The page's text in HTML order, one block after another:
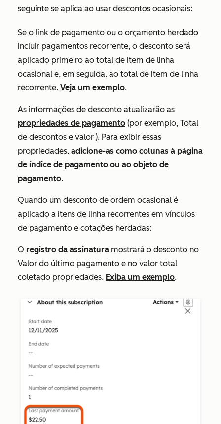
seguinte se aplica ao usar descontos ocasionais:
Se o link de pagamento ou o orçamento herdado
incluir pagamentos recorrente, o desconto será
aplicado primeiro ao total de item de linha
ocasional e, em seguida, ao total de item de linha
recorrente. Veja um exemplo.
As informações de desconto atualizarão as
propriedades de pagamento (por exemplo, Total
de descontos e valor ). Para exibir essas
propriedades, adicione-as como colunas à página
de índice de pagamento ou ao objeto de
pagamento.
Quando um desconto de ordem ocasional é
aplicado a itens de linha recorrentes em vínculos
de pagamento e cotações herdadas:
O registro da assinatura mostrará o desconto no
Valor do último pagamento e no valor total
coletado propriedades. Exiba um exemplo.